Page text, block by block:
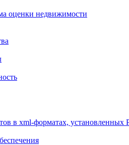
оценки недвижимости
в xml-форматах, установленных